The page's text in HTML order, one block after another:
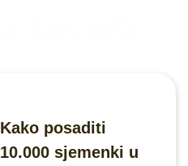
Kako posaditi
10.000 sjemenki u